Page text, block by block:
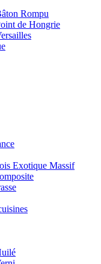
Rompu
de Hongrie
Exotique Massif